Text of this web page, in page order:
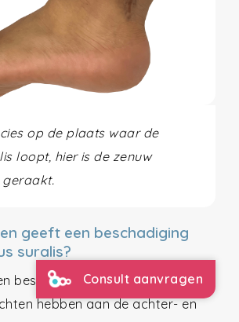
op de plaats waar de
loopt, hier is de zenuw
geeft een beschadiging
suralis?
beschadigde nervus suralis
hebben aan de achter- en
Consult aanvragen